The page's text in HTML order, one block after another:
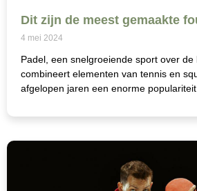
Dit zijn de meest gemaakte
4 mei 2024
Padel, een snelgroeiende sport over de
combineert elementen van tennis en
afgelopen jaren een enorme